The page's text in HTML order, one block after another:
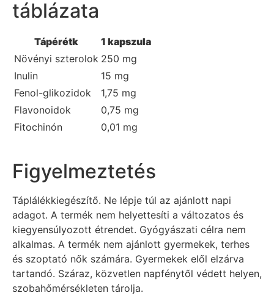
táblázata
Tápérétk
1 kapszula
Növényi szterolok 250 mg
Inulin
15 mg
Fenol-glikozidok
1,75 mg
Flavonoidok
0,75 mg
Fitochinón
0,01 mg
Figyelmeztetés
Táplálékkiegészítő. Ne lépje túl az ajánlott napi
adagot. A termék nem helyettesíti a változatos és
kiegyensúlyozott étrendet. Gyógyászati célra nem
alkalmas. A termék nem ajánlott gyermekek, terhes
és szoptató nők számára. Gyermekek elől elzárva
tartandó. Száraz, közvetlen napfénytől védett helyen,
szobahőmérsékleten tárolja.